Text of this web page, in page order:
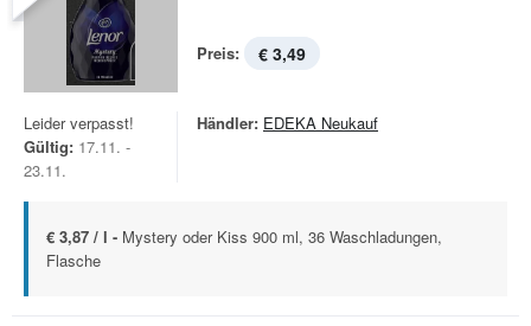
Preis: € 3,49
Leider verpasst!
Gültig: 17.11. -
23.11.
Händler: EDEKA Neukauf
€ 3,87 / l - Mystery oder Kiss 900 ml, 36 Waschladungen,
Flasche